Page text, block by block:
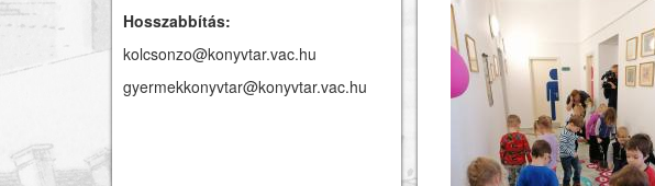
Hosszabbítás:
kolcsonzo@konyvtar.vac.hu
gyermekkonyvtar@konyvtar.vac.hu